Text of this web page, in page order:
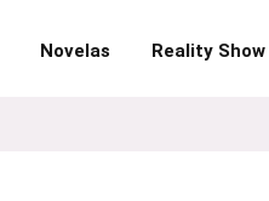
Novelas Reality Show